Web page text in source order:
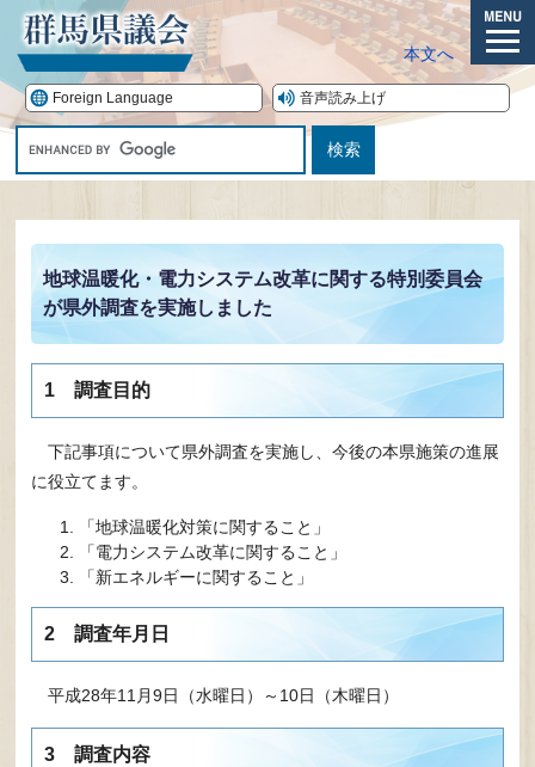
の
先
頭
メ
ニ
本文へ
Foreign Language 音声読み上げ
タ
ム
索
地球温暖化・電力システム改革に関する特別委員会
が県外調査を実施しました
1 調査目的
下記事項について県外調査を実施し、今後の本県施策の進展
に役立てます。
「地球温暖化対策に関すること」
「電力システム改革に関すること」
「新エネルギーに関すること」
2 調査年月日
平成28年11月9日（水曜日）～10日（木曜日）
3 調査内容